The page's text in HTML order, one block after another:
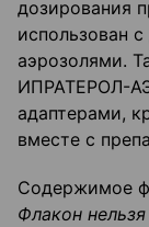
дозирования
использован
аэрозолями.
ИПРАТЕРОЛ-
адаптерами,
вместе с
Содержимое
Флакон